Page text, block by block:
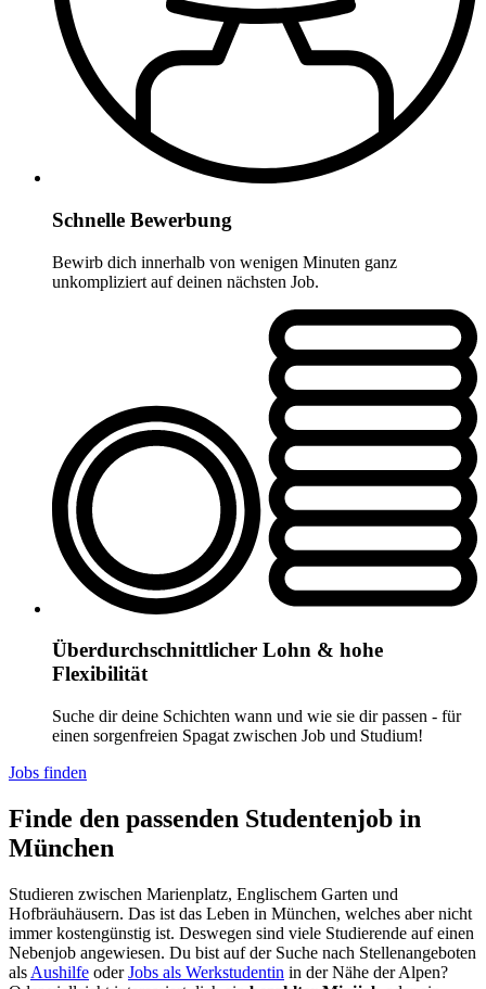
Schnelle Bewerbung
Bewirb dich innerhalb von wenigen Minuten ganz
unkompliziert auf deinen nächsten Job.
Überdurchschnittlicher Lohn & hohe
Flexibilität
Suche dir deine Schichten wann und wie sie dir passen - für
einen sorgenfreien Spagat zwischen Job und Studium!
Jobs finden
Finde den passenden Studentenjob in
München
Studieren zwischen Marienplatz, Englischem Garten und
Hofbräuhäusern. Das ist das Leben in München, welches aber nicht
immer kostengünstig ist. Deswegen sind viele Studierende auf einen
Nebenjob angewiesen. Du bist auf der Suche nach Stellenangeboten
als Aushilfe oderJobs als Werkstudentin in der Nähe der Alpen?